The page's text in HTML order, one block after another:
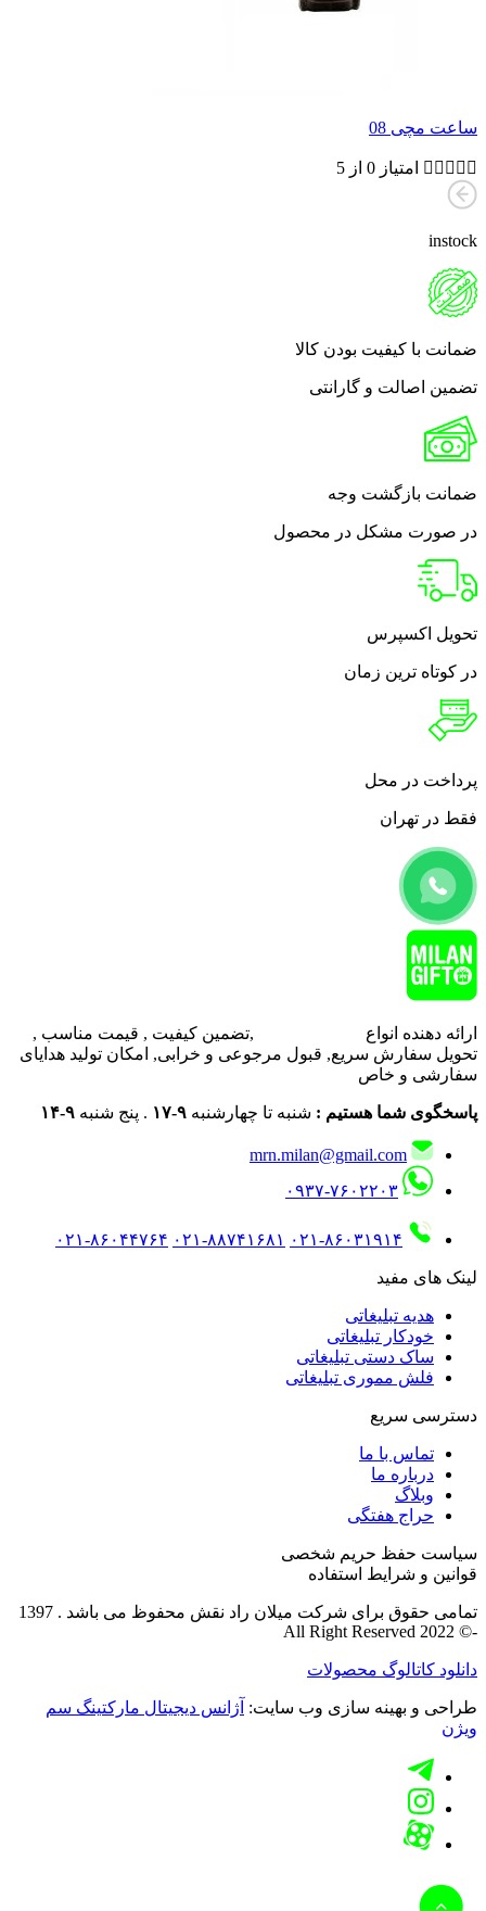
ساعت مچی 08
     امتیاز 0 از 5
instock
ضمانت با کیفیت بودن کالا
تضمین اصالت و گارانتی
ضمانت بازگشت وجه
در صورت مشکل در محصول
تحویل اکسپرس
در کوتاه ترین زمان
پرداخت در محل
فقط در تهران
ارائه دهنده انواع
,تضمین کیفیت , قیمت مناسب ,
تحویل سفارش سریع, قبول مرجوعی و خرابی, امکان تولید هدایای
سفارشی و خاص
پاسخگوی شما هستیم : شنبه تا چهارشنبه ۹-۱۷ . پنج شنبه ۹-۱۴
mrn.milan@gmail.com
۰۹۳۷-۷۶۰۲۲۰۳
۰۲۱-۸۶۰۳۱۹۱۴ ۰۲۱-۸۸۷۴۱۶۸۱ ۰۲۱-۸۶۰۴۴۷۶۴
لینک های مفید
هدیه تبلیغاتی
خودکار تبلیغاتی
ساک دستی تبلیغاتی
فلش مموری تبلیغاتی
دسترسی سریع
تماس با ما
درباره ما
وبلاگ
حراج هفتگی
سیاست حفظ حریم شخصی
قوانین و شرایط استفاده
تمامی حقوق برای شرکت میلان راد نقش محفوظ می باشد . 1397
-© All Right Reserved 2022
دانلود کاتالوگ محصولات
طراحی و بهینه سازی وب سایت: آژانس دیجیتال مارکتینگ سم
ویژن